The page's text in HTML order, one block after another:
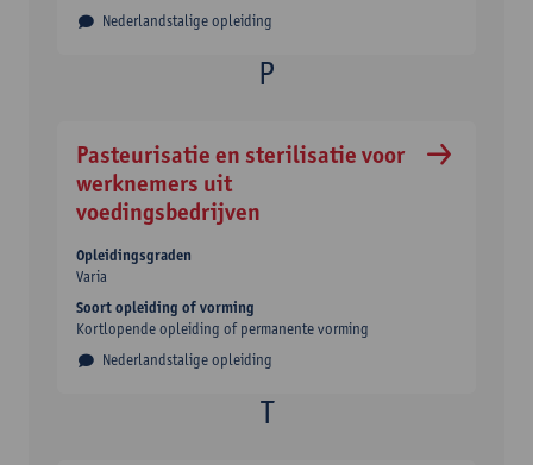
Nederlandstalige opleiding
Pasteurisatie en sterilisatie voor
werknemers uit
voedingsbedrijven
Nederlandstalige opleiding
Opleidingsgraden
Varia
Soort opleiding of vorming
Kortlopende opleiding of permanente vorming